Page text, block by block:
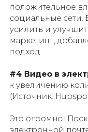
положительное
социальные сети.
усилить и
маркетинг,
подход.
#4 Видео в
к увеличению
(Источник:
Это огромно!
электронной